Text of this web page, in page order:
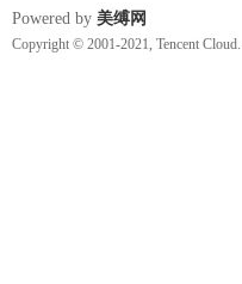
Powered by 美缚网
Copyright © 2001-2021, Tencent Cloud.